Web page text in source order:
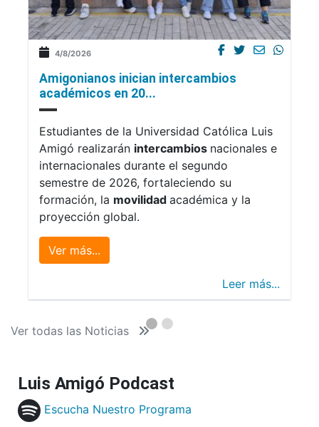
4/8/2026
Amigonianos inician intercambios
académicos en 20...
Estudiantes de la Universidad Católica Luis
Amigó realizarán intercambios nacionales e
internacionales durante el segundo
semestre de 2026, fortaleciendo su
formación, la movilidad académica y la
proyección global.
Ver más...
Leer más...
Ver todas las Noticias
Luis Amigó Podcast
Escucha Nuestro Programa